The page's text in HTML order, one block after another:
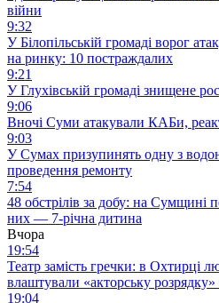
війни
9:32
У Білопільській громаді ворог
на ринку: 10 постраждалих
9:21
У Глухівській громаді знищене
9:06
Вночі Суми атакували КАБи,
9:03
У Сумах призупинять одну з
проведення ремонту
7:54
48 обстрілів за добу: на Сумщині
них — 7-річна дитина
Вчора
19:54
Театр замість гречки: в Охтирці
влаштували «акторську розрядку»
19:04